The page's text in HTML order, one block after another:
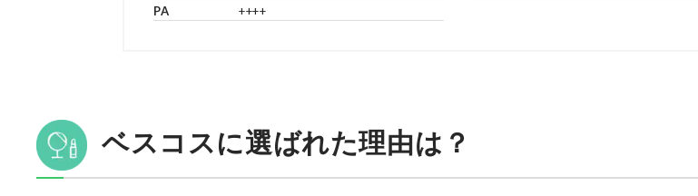
PA
++++
ベスコスに選ばれた理由は？